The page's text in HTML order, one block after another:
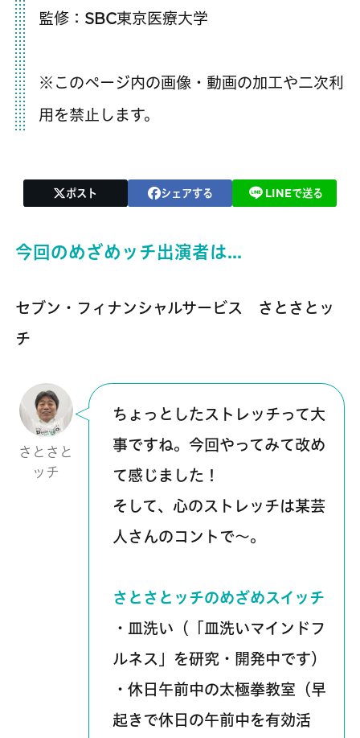
監修：SBC東京医療大学
※このページ内の画像・動画の加工や二次利
用を禁止します。
ポスト シェアする LINEで送る
今回のめざめッチ出演者は…
セブン・フィナンシャルサービス さとさとッ
チ
さとさと
ッチ
ちょっとしたストレッチって大
事ですね。今回やってみて改め
て感じました！
そして、心のストレッチは某芸
人さんのコントで～。
さとさとッチのめざめスイッチ
​・皿洗い（「皿洗いマインドフ
ルネス」を研究・開発中です）
・休日午前中の太極拳教室（早
起きで休日の午前中を有効活